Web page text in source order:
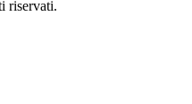
riservati.